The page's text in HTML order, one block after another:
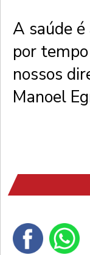
A saúde
por
nossos
Manoel